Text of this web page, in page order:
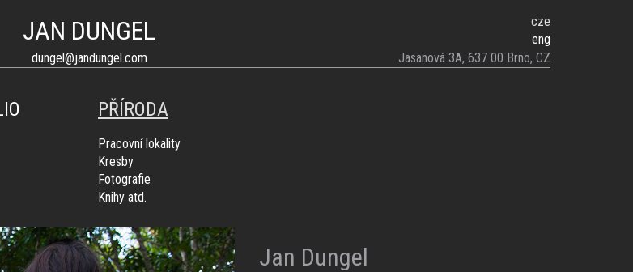
JAN DUNGEL
cze
eng
dungel@jandungel.com Jasanová 3A, 637 00 Brno, CZ
PŘÍRODA
Pracovní lokality
Kresby
Fotografie
Knihy atd.
Jan Dungel